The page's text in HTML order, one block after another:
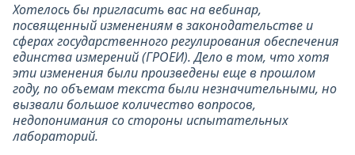
Хотелось бы пригласить вас на вебинар,
посвященный изменениям в законодательстве и
сферах государственного регулирования обеспечения
единства измерений (ГРОЕИ). Дело в том, что хотя
эти изменения были произведены еще в прошлом
году, по объемам текста были незначительными, но
вызвали большое количество вопросов,
недопонимания со стороны испытательных
лабораторий.